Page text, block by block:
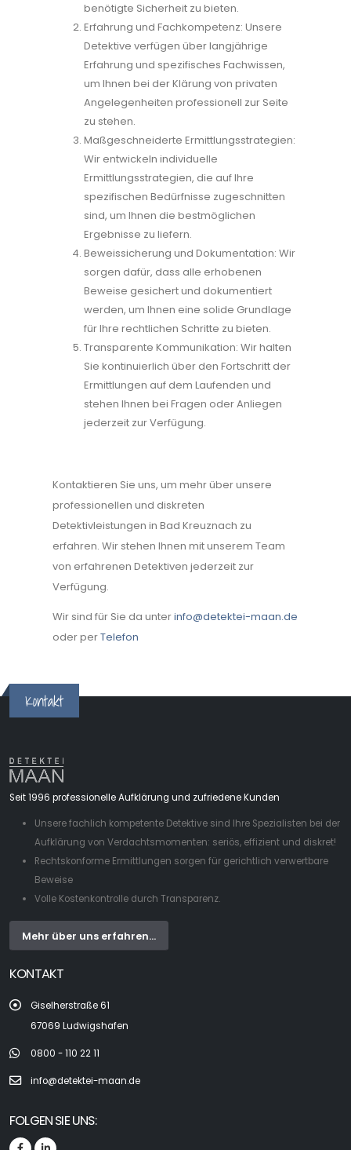
benötigte Sicherheit zu bieten.
Erfahrung und Fachkompetenz: Unsere
Detektive verfügen über langjährige
Erfahrung und spezifisches Fachwissen,
um Ihnen bei der Klärung von privaten
Angelegenheiten professionell zur Seite
zu stehen.
Maßgeschneiderte Ermittlungsstrategien:
Wir entwickeln individuelle
Ermittlungsstrategien, die auf Ihre
spezifischen Bedürfnisse zugeschnitten
sind, um Ihnen die bestmöglichen
Ergebnisse zu liefern.
Beweissicherung und Dokumentation: Wir
sorgen dafür, dass alle erhobenen
Beweise gesichert und dokumentiert
werden, um Ihnen eine solide Grundlage
für Ihre rechtlichen Schritte zu bieten.
Transparente Kommunikation: Wir halten
Sie kontinuierlich über den Fortschritt der
Ermittlungen auf dem Laufenden und
stehen Ihnen bei Fragen oder Anliegen
jederzeit zur Verfügung.
Kontaktieren Sie uns, um mehr über unsere
professionellen und diskreten
Detektivleistungen in Bad Kreuznach zu
erfahren. Wir stehen Ihnen mit unserem Team
von erfahrenen Detektiven jederzeit zur
Verfügung.
Wir sind für Sie da unterinfo@detektei-maan.de
oder perTelefon
Kontakt
Seit 1996 professionelle Aufklärung und zufriedene Kunden
Unsere fachlich kompetente Detektive sind Ihre Spezialisten bei der
Aufklärung von Verdachtsmomenten: seriös, effizient und diskret!
Rechtskonforme Ermittlungen sorgen für gerichtlich verwertbare
Beweise
Volle Kostenkontrolle durch Transparenz.
Mehr über uns erfahren...
KONTAKT
Giselherstraße 61
67069 Ludwigshafen
0800 - 110 22 11
info@detektei-maan.de
FOLGEN SIE UNS: